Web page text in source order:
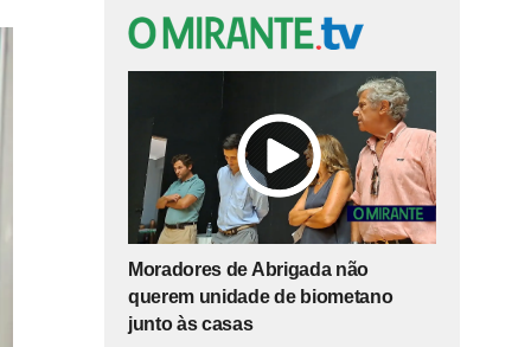
Moradores de Abrigada não
querem unidade de biometano
junto às casas